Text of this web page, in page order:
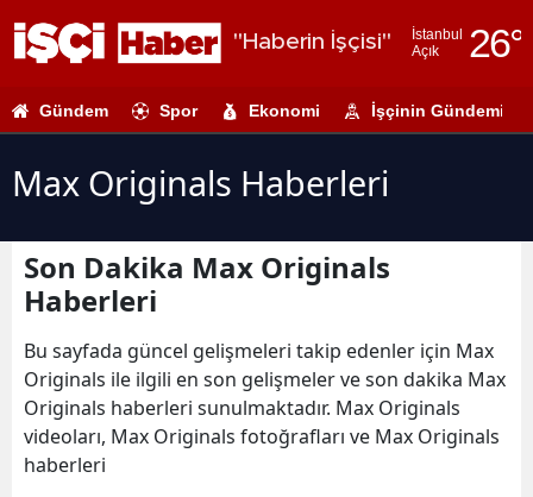
"Haberin İşçisi"
İstanbul
Açık
26°
Adıyaman
Antalya
Artvin
Gündem Spor Ekonomi İşçinin Gündemi
Max Originals Haberleri
Son Dakika Max Originals
Haberleri
Bu sayfada güncel gelişmeleri takip edenler için Max
Originals ile ilgili en son gelişmeler ve son dakika Max
Originals haberleri sunulmaktadır. Max Originals
videoları, Max Originals fotoğrafları ve Max Originals
haberleri